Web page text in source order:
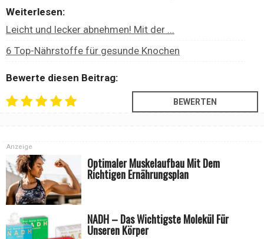
Weiterlesen:
Leicht und lecker abnehmen! Mit der ...
6 Top-Nährstoffe für gesunde Knochen
Bewerte diesen Beitrag:
Optimaler Muskelaufbau Mit Dem
Richtigen Ernährungsplan
Anzeige
NADH – Das Wichtigste Molekül Für
Unseren Körper